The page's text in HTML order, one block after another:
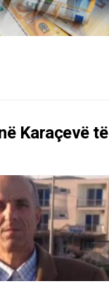
Karaçevë të